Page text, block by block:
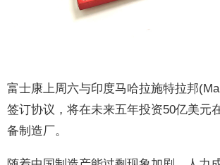
富士康上周六与印度马哈拉施特拉邦
签订协议，将在未来五年投资50亿美元
备制造厂。